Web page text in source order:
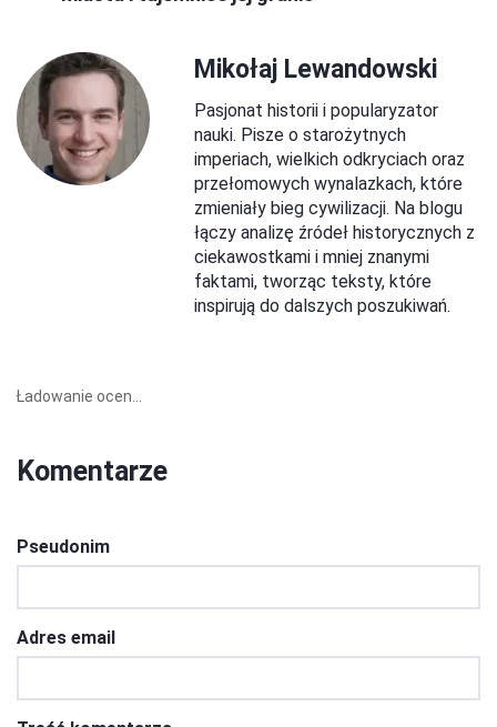
Mikołaj Lewandowski
Pasjonat historii i popularyzator
nauki. Pisze o starożytnych
imperiach, wielkich odkryciach oraz
przełomowych wynalazkach, które
zmieniały bieg cywilizacji. Na blogu
łączy analizę źródeł historycznych z
ciekawostkami i mniej znanymi
faktami, tworząc teksty, które
inspirują do dalszych poszukiwań.
Ładowanie ocen...
Komentarze
Pseudonim
Adres email